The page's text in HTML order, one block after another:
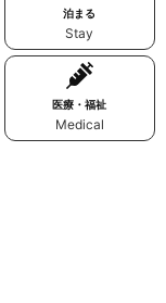
泊まる
Stay
医療・福祉
Medical